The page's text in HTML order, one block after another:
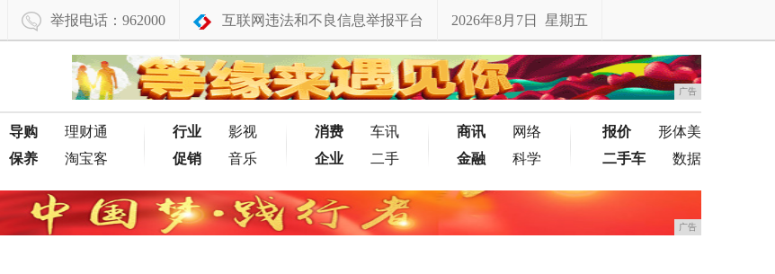
举报电话：962000 互联网违法和不良信息举报平台 2026年8月7日 星期五
广告
导购
理财通
保养
淘宝客
行业
影视
促销
音乐
消费
车讯
企业
二手
商讯
网络
金融
科学
报价
形体美
二手车
数据
广告